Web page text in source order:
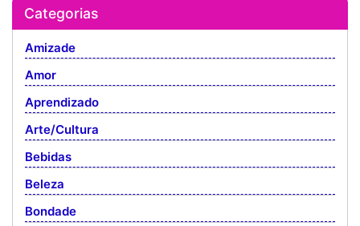
Categorias
Amizade
Amor
Aprendizado
Arte/Cultura
Bebidas
Beleza
Bondade